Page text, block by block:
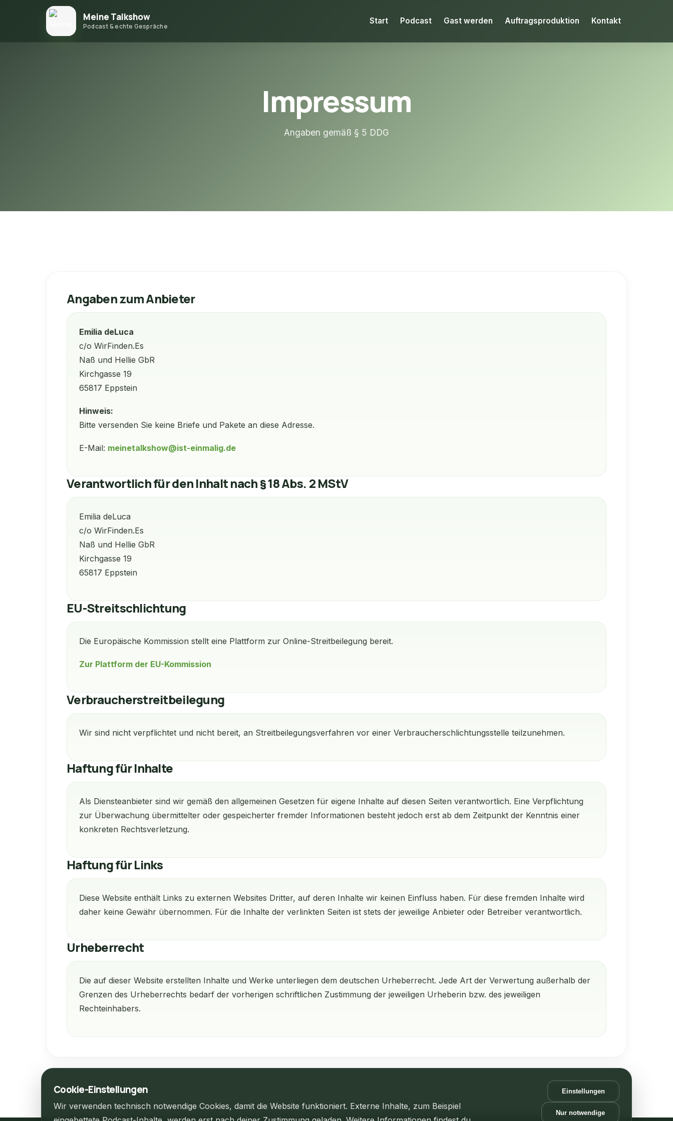
Meine Talkshow
Podcast & echte Gespräche
Start Podcast Gast werden Auftragsproduktion Kontakt
Impressum
Angaben gemäß § 5 DDG
Angaben zum Anbieter
Emilia deLuca
c/o WirFinden.Es
Naß und Hellie GbR
Kirchgasse 19
65817 Eppstein
Hinweis:
Bitte versenden Sie keine Briefe und Pakete an diese Adresse.
E-Mail: meinetalkshow@ist-einmalig.de
Verantwortlich für den Inhalt nach § 18 Abs. 2 MStV
Emilia deLuca
c/o WirFinden.Es
Naß und Hellie GbR
Kirchgasse 19
65817 Eppstein
EU-Streitschlichtung
Die Europäische Kommission stellt eine Plattform zur Online-Streitbeilegung bereit.
Zur Plattform der EU-Kommission
Verbraucherstreitbeilegung
Wir sind nicht verpflichtet und nicht bereit, an Streitbeilegungsverfahren vor einer Verbraucherschlichtungsstelle teilzunehmen.
Haftung für Inhalte
Als Diensteanbieter sind wir gemäß den allgemeinen Gesetzen für eigene Inhalte auf diesen Seiten verantwortlich. Eine Verpflichtung
zur Überwachung übermittelter oder gespeicherter fremder Informationen besteht jedoch erst ab dem Zeitpunkt der Kenntnis einer
konkreten Rechtsverletzung.
Haftung für Links
Diese Website enthält Links zu externen Websites Dritter, auf deren Inhalte wir keinen Einfluss haben. Für diese fremden Inhalte wird
daher keine Gewähr übernommen. Für die Inhalte der verlinkten Seiten ist stets der jeweilige Anbieter oder Betreiber verantwortlich.
Urheberrecht
Die auf dieser Website erstellten Inhalte und Werke unterliegen dem deutschen Urheberrecht. Jede Art der Verwertung außerhalb der
Grenzen des Urheberrechts bedarf der vorherigen schriftlichen Zustimmung der jeweiligen Urheberin bzw. des jeweiligen
Rechteinhabers.
Cookie-Einstellungen
Wir verwenden technisch notwendige Cookies, damit die Website funktioniert. Externe Inhalte, zum Beispiel
Einstellungen
Nur notwendige